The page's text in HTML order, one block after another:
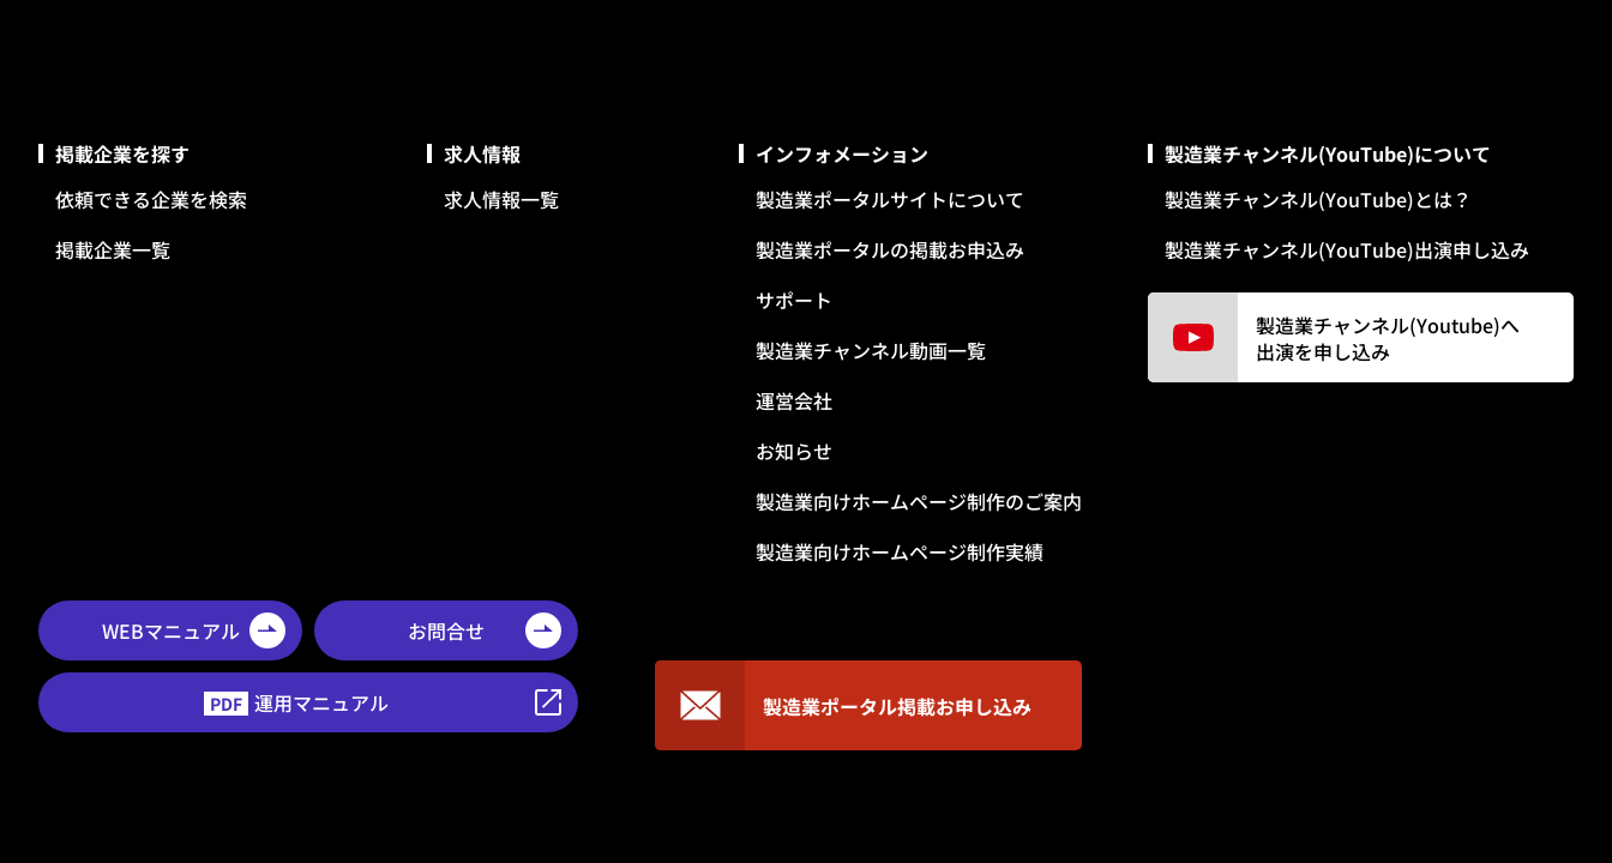
掲載企業を探す
依頼できる企業を検索
掲載企業一覧
求人情報
求人情報一覧
インフォメーション
製造業ポータルサイトについて
製造業ポータルの掲載お申込み
サポート
製造業チャンネル動画一覧
運営会社
お知らせ
製造業向けホームページ制作のご案内
製造業向けホームページ制作実績
WEBマニュアル お問合せ
PDF 運用マニュアル 製造業ポータル掲載お申し込み
製造業チャンネル(YouTube)について
製造業チャンネル(YouTube)とは？
製造業チャンネル(YouTube)出演申し込み
製造業チャンネル(Youtube)へ
出演を申し込み